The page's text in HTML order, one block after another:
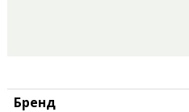
Бренд